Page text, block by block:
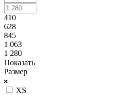
410
628
845
1 063
1 280
Показать
Размер
XS